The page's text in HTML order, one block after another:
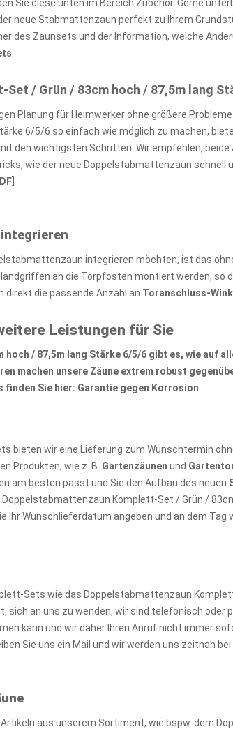
Sie diese unten im Bereich Zubehör. Gerne
neue Stabmattenzaun perfekt zu Ihrem
des Zaunsets und der Information, welche
/ Grün / 83cm hoch / 87,5m lang
Planung für Heimwerker ohne größere
6/5/6 so einfach wie möglich zu machen,
den wichtigsten Schritten. Wir empfehlen, beide
wie der neue Doppelstabmattenzaun schnell
integrieren
integrieren möchten, ist das
an die Torpfosten montiert werden, so
die passende Anzahl an Toranschluss-
Leistungen für Sie
/ 87,5m lang Stärke 6/5/6 gibt es, wie auf
machen unsere Zäune extrem robust
finden Sie hier: Garantie gegen Korrosion
bieten wir eine Lieferung zum Wunschtermin
Produkten, wie z. B. Gartenzäunen und
am besten passt und Sie den Aufbau des neuen
Komplett-Set / Grün /
Wunschlieferdatum angeben und an dem Tag
Sets wie das Doppelstabmattenzaun
an uns zu wenden, wir sind telefonisch oder
kann und wir daher Ihren Anruf nicht immer
Sie uns ein Mail und wir werden uns zeitnah
aus unserem Sortiment, wie bspw. dem